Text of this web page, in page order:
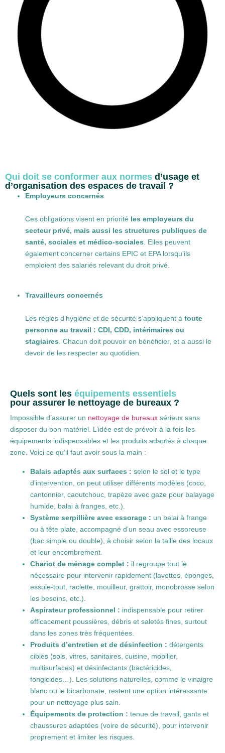
Qui doit se conformer aux normes d’usage et
d’organisation des espaces de travail ?
Employeurs concernés
Ces obligations visent en priorité les employeurs du
secteur privé, mais aussi les structures publiques de
santé, sociales et médico-sociales . Elles peuvent
également concerner certains EPIC et EPA lorsqu’ils
emploient des salariés relevant du droit privé.
Travailleurs concernés
Les règles d’hygiène et de sécurité s’appliquent à toute
personne au travail : CDI, CDD, intérimaires ou
stagiaires. Chacun doit pouvoir en bénéficier, et a aussi le
devoir de les respecter au quotidien.
Quels sont les équipements essentiels
pour assurer le nettoyage de bureaux ?
Impossible d’assurer un nettoyage de bureaux sérieux sans
disposer du bon matériel. L’idée est de prévoir à la fois les
équipements indispensables et les produits adaptés à chaque
zone. Voici ce qu’il faut avoir sous la main :
Balais adaptés aux surfaces : selon le sol et le type
d’intervention, on peut utiliser différents modèles (coco,
cantonnier, caoutchouc, trapèze avec gaze pour balayage
humide, balai à franges, etc.).
Système serpillière avec essorage : un balai à frange
ou à tête plate, accompagné d’un seau avec essoreuse
(bac simple ou double), à choisir selon la taille des locaux
et leur encombrement.
Chariot de ménage complet : il regroupe tout le
nécessaire pour intervenir rapidement (lavettes, éponges,
essuie-tout, raclette, mouilleur, grattoir, monobrosse selon
les besoins, etc.).
Aspirateur professionnel : indispensable pour retirer
efficacement poussières, débris et saletés fines, surtout
dans les zones très fréquentées.
Produits d’entretien et de désinfection : détergents
ciblés (sols, vitres, sanitaires, cuisine, mobilier,
multisurfaces) et désinfectants (bactéricides,
fongicides…). Les solutions naturelles, comme le vinaigre
blanc ou le bicarbonate, restent une option intéressante
pour un nettoyage plus sain.
Équipements de protection : tenue de travail, gants et
chaussures adaptées (voire de sécurité), pour intervenir
proprement et limiter les risques.